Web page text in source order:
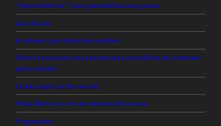
“Quetzaditzin” y las quesadillas sin queso
Las chicas
lo mismo que todas las noches
Telcel cancelará sus planes más accesibles de internet
para celular
Chaka style in the world
Peña Nieto no es una señora de la casa
Virgencita